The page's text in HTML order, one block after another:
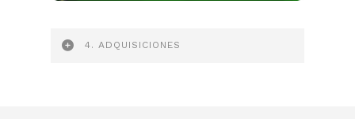
4. ADQUISICIONES